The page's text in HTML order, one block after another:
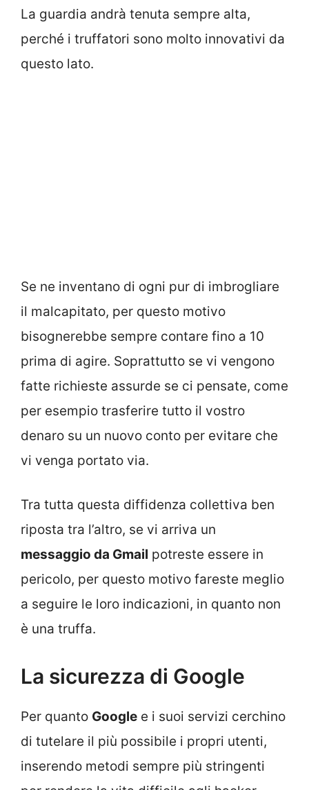
La guardia andrà tenuta sempre alta,
perché i truffatori sono molto innovativi da
questo lato.
Se ne inventano di ogni pur di imbrogliare
il malcapitato, per questo motivo
bisognerebbe sempre contare fino a 10
prima di agire. Soprattutto se vi vengono
fatte richieste assurde se ci pensate, come
per esempio trasferire tutto il vostro
denaro su un nuovo conto per evitare che
vi venga portato via.
Tra tutta questa diffidenza collettiva ben
riposta tra l’altro, se vi arriva un
messaggio da Gmail potreste essere in
pericolo, per questo motivo fareste meglio
a seguire le loro indicazioni, in quanto non
è una truffa.
La sicurezza di Google
Per quanto Google e i suoi servizi cerchino
di tutelare il più possibile i propri utenti,
inserendo metodi sempre più stringenti